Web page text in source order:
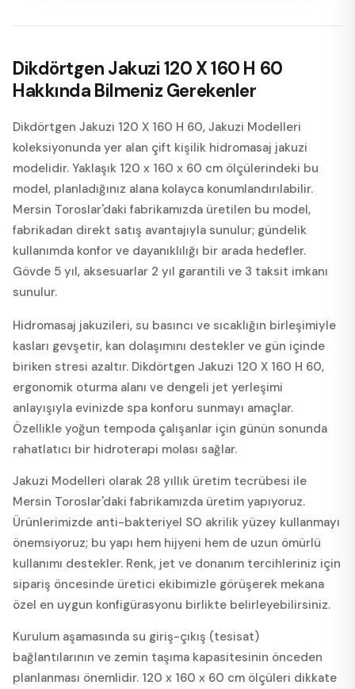
Dikdörtgen Jakuzi 120 X 160 H 60
Hakkında Bilmeniz Gerekenler
Dikdörtgen Jakuzi 120 X 160 H 60, Jakuzi Modelleri
koleksiyonunda yer alan çift kişilik hidromasaj jakuzi
modelidir. Yaklaşık 120 x 160 x 60 cm ölçülerindeki bu
model, planladığınız alana kolayca konumlandırılabilir.
Mersin Toroslar'daki fabrikamızda üretilen bu model,
fabrikadan direkt satış avantajıyla sunulur; gündelik
kullanımda konfor ve dayanıklılığı bir arada hedefler.
Gövde 5 yıl, aksesuarlar 2 yıl garantili ve 3 taksit imkanı
sunulur.
Hidromasaj jakuzileri, su basıncı ve sıcaklığın birleşimiyle
kasları gevşetir, kan dolaşımını destekler ve gün içinde
biriken stresi azaltır. Dikdörtgen Jakuzi 120 X 160 H 60,
ergonomik oturma alanı ve dengeli jet yerleşimi
anlayışıyla evinizde spa konforu sunmayı amaçlar.
Özellikle yoğun tempoda çalışanlar için günün sonunda
rahatlatıcı bir hidroterapi molası sağlar.
Jakuzi Modelleri olarak 28 yıllık üretim tecrübesi ile
Mersin Toroslar'daki fabrikamızda üretim yapıyoruz.
Ürünlerimizde anti-bakteriyel SO akrilik yüzey kullanmayı
önemsiyoruz; bu yapı hem hijyeni hem de uzun ömürlü
kullanımı destekler. Renk, jet ve donanım tercihleriniz için
sipariş öncesinde üretici ekibimizle görüşerek mekana
özel en uygun konfigürasyonu birlikte belirleyebilirsiniz.
Kurulum aşamasında su giriş-çıkış (tesisat)
bağlantılarının ve zemin taşıma kapasitesinin önceden
planlanması önemlidir. 120 x 160 x 60 cm ölçüleri dikkate